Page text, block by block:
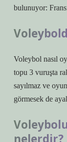
bulunuyor:
Voleybol nasıl
topu 3 vuruşta
sayılmaz ve
görmesek de
nelerdir?